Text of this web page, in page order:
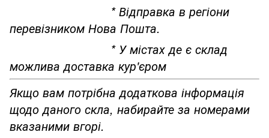
* Відправка в регіони
перевізником Нова Пошта.
* У містах де є склад
можлива доставка кур'єром
Якщо вам потрібна додаткова інформація
щодо даного скла, набирайте за номерами
вказаними вгорі.